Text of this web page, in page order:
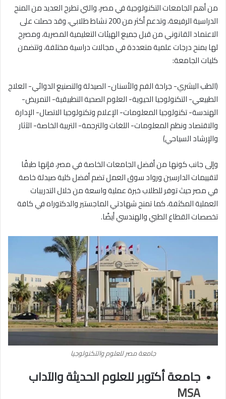
من أهم الجامعات التكنولوجية في مصر، والتي تطرح العديد من المنح
الدراسية الرفيعة، وتدعم أكثر من 200 نشاط طلابي، وقد حصلت على
الاعتماد القانوني من قبل جميع الهيئات التعليمية المصرية، ومصرح
لها بمنح درجات علمية متعددة في مجالات دراسية مختلفة، وتتضمن
كليات الجامعة:
(الطب البشري- جراحة الفم والأسنان- الصيدلة والتصنيع الدوائي- العلاج
الطبيعي- التكنولوجيا الحيوية- العلوم الصحية التطبيقية- التمريض-
الهندسة- تكنولوجيا المعلومات- الإعلام وتكنولوجيا الاتصال- الإدارة
والاقتصاد ونظم المعلومات- اللغات والترجمة- التربية الخاصة- الآثار
والإرشاد السياحي)
وإلى جانب كونها من أفضل الجامعات الخاصة في مصر، فإنها طبقًا
لتقييمات الدارسين ورواد سوق العمل تضمأفضل كلية صيدلة خاصة
في مصر حيث توفر للطلاب خبرة عملية واسعة من خلال التدريبات
العملية المكثفة، كما تمنح شهادتي الماجستير والدكتوراه في كافة
تخصصات القطاع الطبي والهندسي أيضًا.
جامعة مصر للعلوم والتكنولوجيا
جامعة أكتوبر للعلوم الحديثة والآداب
MSA